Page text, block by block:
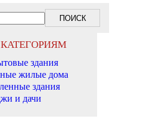
здания
жилые дома
здания
и дачи